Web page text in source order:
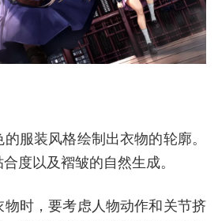
服装风格绘制出衣物的轮廓。
度以及褶皱的自然生成。
时，要考虑人物动作和关节挤